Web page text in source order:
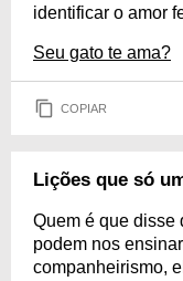
identificar o amor
Seu gato te ama?
COPIAR
Lições que só
Quem é que disse
podem nos
companheirismo,